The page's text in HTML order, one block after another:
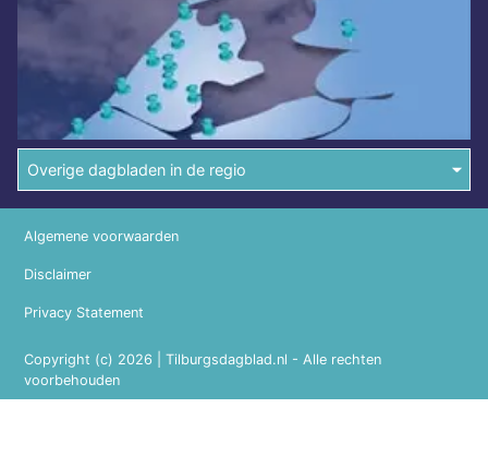
Overige dagbladen in de regio
Copyright (c) 2026 | Tilburgsdagblad.nl - Alle rechten
voorbehouden
Algemene voorwaarden
Disclaimer
Privacy Statement